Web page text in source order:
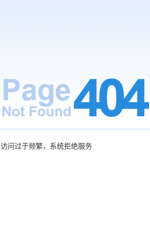
访问过于频繁，系统拒绝服务